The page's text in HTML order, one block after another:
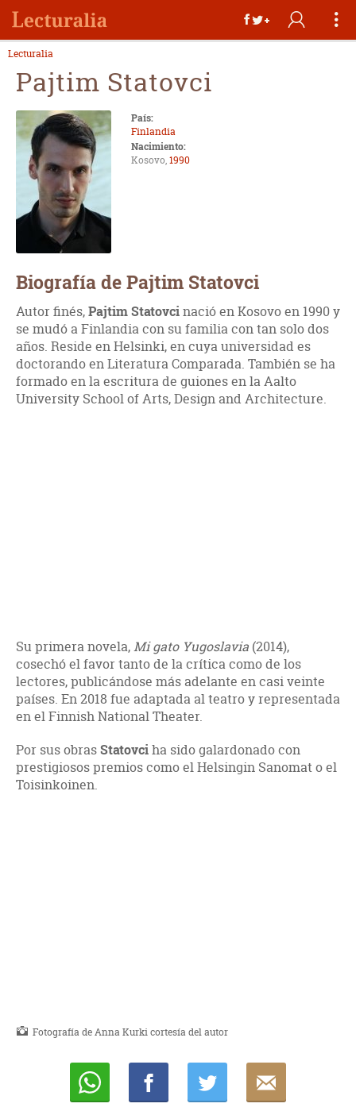
Lecturalia
Pajtim Statovci
País:
Finlandia
Nacimiento:
Kosovo,1990
Biografía de Pajtim Statovci
Autor finés,Pajtim Statovcinació en Kosovo en 1990 y
se mudó a Finlandia con su familia con tan solo dos
años. Reside en Helsinki, en cuya universidad es
doctorando en Literatura Comparada. También se ha
formado en la escritura de guiones en la Aalto
University School of Arts, Design and Architecture.
Su primera novela,Mi gato Yugoslavia (2014),
cosechó el favor tanto de la crítica como de los
lectores, publicándose más adelante en casi veinte
países. En 2018 fue adaptada al teatro y representada
en el Finnish National Theater.
Por sus obrasStatovciha sido galardonado con
prestigiosos premios como el Helsingin Sanomat o el
Toisinkoinen.
Fotografía de Anna Kurki cortesía del autor